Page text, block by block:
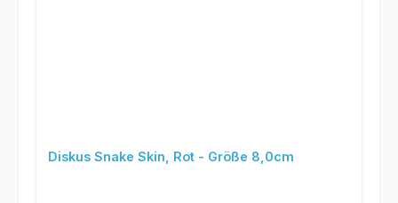
Diskus Snake Skin, Rot - Größe 8,0cm